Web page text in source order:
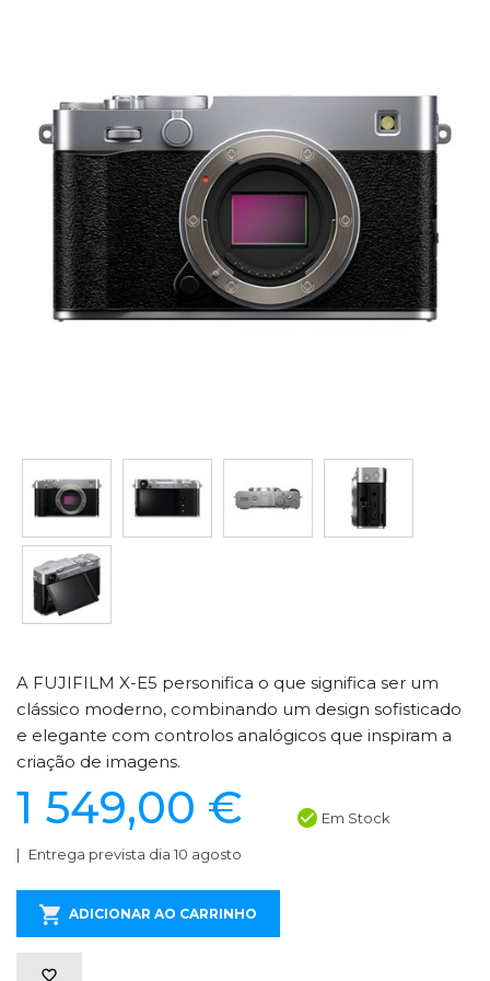
A FUJIFILM X-E5 personifica o que significa ser um
clássico moderno, combinando um design sofisticado
e elegante com controlos analógicos que inspiram a
criação de imagens.
1 549,00 € Em Stock
Entrega prevista dia 10 agosto
ADICIONAR AO CARRINHO